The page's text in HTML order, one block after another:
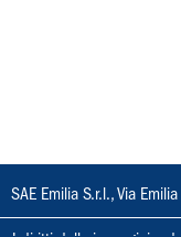
SAE Emilia S.r.l., Via